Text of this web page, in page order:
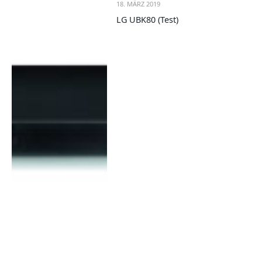
18. MÄRZ 2019
LG UBK80 (Test)